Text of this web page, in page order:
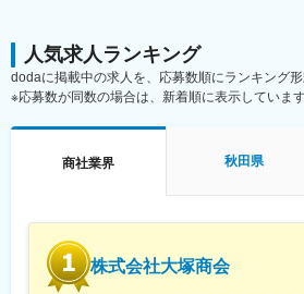
■組織構成：
秋田支店在籍13名（営業４名、配送２
日報・勤怠管理・メールチェックはス
業訪問終了後には概算見積書ができて
す。本店の中に防音室（テレキューブ
場に指示を出せる体制を検討中。
◎新築の住宅着工件数が減る中で、商
人気求人ランキング
dodaに掲載中の求人を、応募数順にランキング形
※応募数が同数の場合は、新着順に表示しています
商社業界 秋田県
株式会社大塚商会